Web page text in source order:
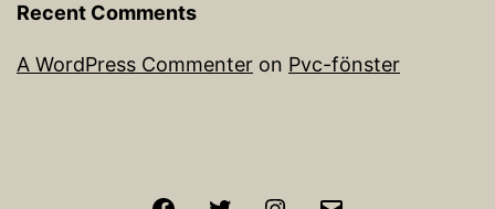
Recent Comments
A WordPress Commenter on Pvc-fönster